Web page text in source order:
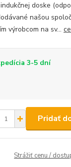
doske
našou
výrobcom na sv...
3-5 dní
Pridať
Strážiť cenu /